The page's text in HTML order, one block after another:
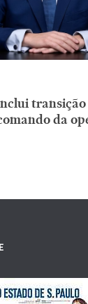
transição
da